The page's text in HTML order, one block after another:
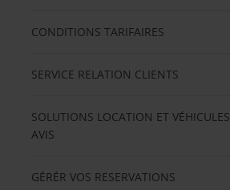
CONDITIONS TARIFAIRES
SERVICE RELATION CLIENTS
SOLUTIONS LOCATION ET VÉHICULES
AVIS
GÉRÉR VOS RESERVATIONS